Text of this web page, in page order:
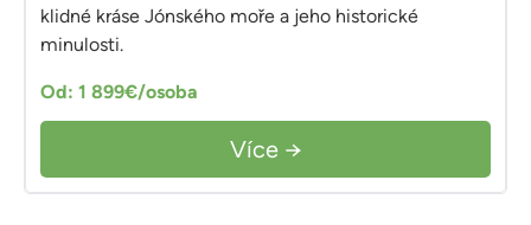
klidné kráse Jónského moře a jeho historické
minulosti.
Od: 1 899€/osoba
Více →